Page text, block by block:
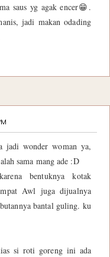
saus yg agak encer😁.
jadi makan odading
jadi wonder woman ya,
sama mang ade :D
bentuknya kotak
Awl juga dijualnya
bantal guling. ku
si roti goreng ini ada